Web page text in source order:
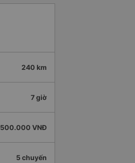
240 km
7 giờ
500.000 VNĐ
5 chuyến